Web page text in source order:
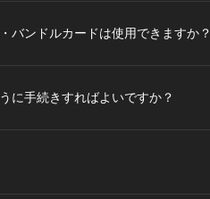
バンドルカードは使用できますか？
に手続きすればよいですか？